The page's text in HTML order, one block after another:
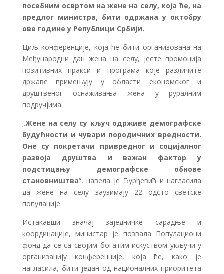
посебним освртом на жене на селу, која ће, на
предлог министра, бити одржана у октобру
ове године у Републици Србији.
Циљ конференције, која ће бити организована на
Међународни дан жена на селу, јесте промоција
позитивних пракси и програма које различите
државе примењују у области економског и
друштвеног оснаживања жена у руралним
подручјима.
„Жене на селу су кључ одрживе демографске
будућности и чувари породичних вредности.
Оне су покретачи привредног и социјалног
развоја друштва и важан фактор у
подстицању демографске обнове
становништва“, навела је Ђурђевић и нагласила
да жене на селу заузимају 22 одсто светске
популације.
Истакавши значај заједничке сарадње и
координације, министар је позвала Популациони
фонд да се са својим богатим искуством укључи у
организацију конференције, која ће, како је
нагласила, бити један од националних приоритета